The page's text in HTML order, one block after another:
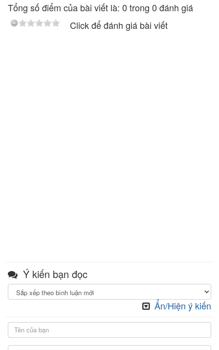
Tổng số điểm của bài viết là: 0 trong 0 đánh giá
Click để đánh giá bài viết
Ý kiến bạn đọc
Ẩn/Hiện ý kiến